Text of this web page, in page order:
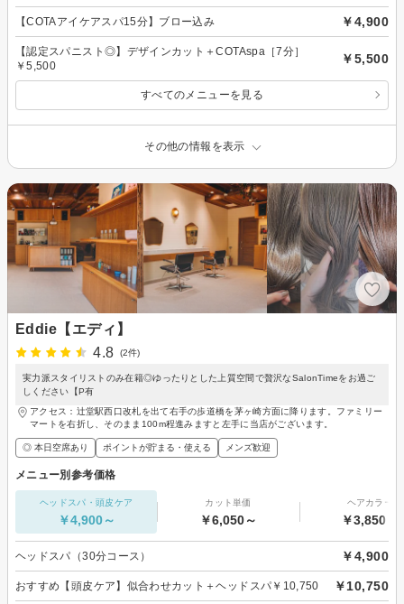
【COTAアイケアスパ15分】ブロー込み ￥4,900
【認定スパニスト◎】デザインカット＋COTAspa［7分］
￥5,500
￥5,500
すべてのメニューを見る
その他の情報を表示
Eddie【エディ】
4.8
(2件)
実力派スタイリストのみ在籍◎ゆったりとした上質空間で贅沢なSalonTimeをお過ご
しください【P有
アクセス：辻堂駅西口改札を出て右手の歩道橋を茅ヶ崎方面に降ります。ファミリー
マートを右折し、そのまま100m程進みますと左手に当店がございます。
◎ 本日空席あり ポイントが貯まる・使える メンズ歓迎
メニュー別参考価格
ヘッドスパ・頭皮ケア
￥4,900～
カット単価
￥6,050～
ヘアカラー
￥3,850～
ヘッドスパ（30分コース） ￥4,900
おすすめ【頭皮ケア】似合わせカット＋ヘッドスパ￥10,750 ￥10,750